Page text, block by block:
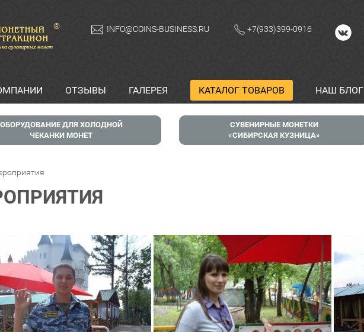
® INFO@COINS-BUSINESS.RU +7(933)399-0916
ОТЗЫВЫ ГАЛЕРЕЯ КАТАЛОГ ТОВАРОВ НАШ БЛОГ
ОБОРУДОВАНИЕ ДЛЯ ХОЛОДНОЙ
ЧЕКАНКИ МОНЕТ
СУВЕНИРНЫЕ МОНЕТКИ
СИБИРСКАЯ КУЗНИЦА